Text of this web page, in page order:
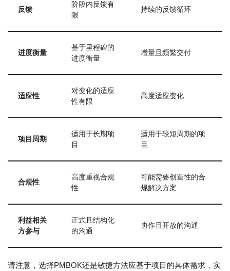
反馈
阶段内反馈有
限
持续的反馈循环
进度衡量
基于里程碑的
进度衡量
增量且频繁交付
适应性
对变化的适应
性有限
高度适应变化
项目周期
适用于长期项
目
适用于较短周期的项
目
合规性
高度重视合规
性
可能需要创造性的合
规解决方案
利益相关
方参与
正式且结构化
的沟通
协作且开放的沟通
请注意，选择PMBOK还是敏捷方法应基于项目的具体需求，实